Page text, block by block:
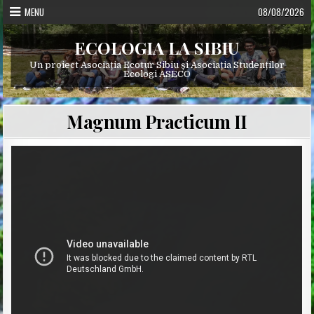
Skip
content
MENU 08/08/2026
ECOLOGIA LA SIBIU
Un proiect Asociația Ecotur Sibiu și Asociația Studenților
Ecologi ASECO
Magnum Practicum II